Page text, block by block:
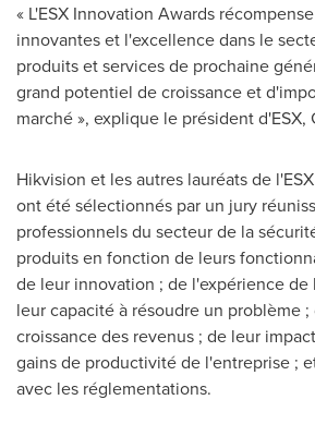
« L'ESX Innovation Awards
innovantes et l'excellence dans le
produits et services de prochaine
grand potentiel de croissance et
marché », explique le président d'ESX,
Hikvision et les autres lauréats de
ont été sélectionnés par un jury
professionnels du secteur de la
produits en fonction de leurs
de leur innovation ; de l'expérience
leur capacité à résoudre un problème
croissance des revenus ; de leur
gains de productivité de l'entreprise ;
avec les réglementations.